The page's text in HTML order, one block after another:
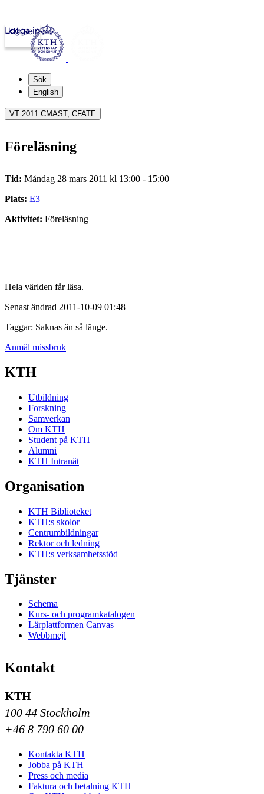
kth.se
Logga in
Sök
English
VT 2011 CMAST, CFATE
Föreläsning
Tid: Måndag 28 mars 2011 kl 13:00 - 15:00
Plats: E3
Aktivitet: Föreläsning
Hela världen får läsa.
Senast ändrad 2011-10-09 01:48
Taggar: Saknas än så länge.
Anmäl missbruk
KTH
Utbildning
Forskning
Samverkan
Om KTH
Student på KTH
Alumni
KTH Intranät
Organisation
KTH Biblioteket
KTH:s skolor
Centrumbildningar
Rektor och ledning
KTH:s verksamhetsstöd
Tjänster
Schema
Kurs- och programkatalogen
Lärplattformen Canvas
Webbmejl
Kontakt
KTH
100 44 Stockholm
+46 8 790 60 00
Kontakta KTH
Jobba på KTH
Press och media
Faktura och betalning KTH